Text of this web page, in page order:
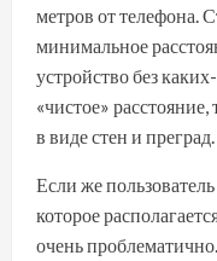
метров от телефона.
минимальное
устройство без
«чистое»
в виде стен и преград.
Если же
которое
очень